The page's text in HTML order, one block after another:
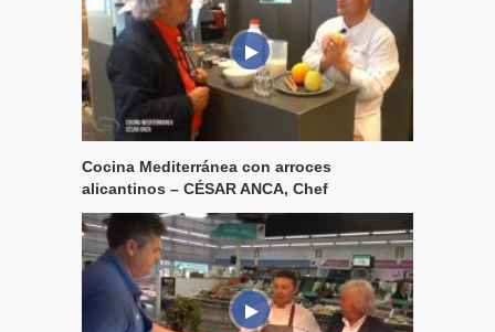
Cocina Mediterránea con arroces
alicantinos – CÉSAR ANCA, Chef